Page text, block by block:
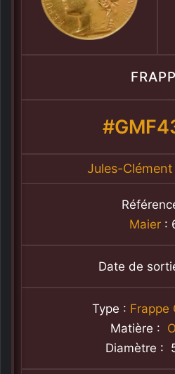
Jules-Clément
Maier:
Date de
Type : Frappe
Matière :
Diamètre :